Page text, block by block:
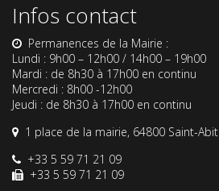
Infos contact
Permanences de la Mairie :
Lundi : 9h00 – 12h00 / 14h00 – 19h00
Mardi : de 8h30 à 17h00 en continu
Mercredi : 8h00 -12h00
Jeudi : de 8h30 à 17h00 en continu
1 place de la mairie, 64800 Saint-Abit
+33 5 59 71 21 09
+33 5 59 71 21 09